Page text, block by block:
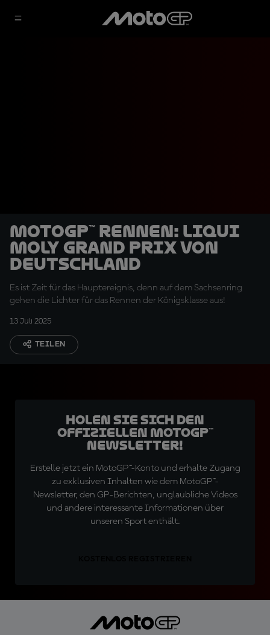
MotoGP™ Rennen: Liqui
Moly Grand Prix von
Deutschland
Es ist Zeit für das Hauptereignis, denn auf dem Sachsenring
gehen die Lichter für das Rennen der Königsklasse aus!
13 Juli 2025
TEILEN
Holen Sie sich den
offiziellen MotoGP™
Newsletter!
Erstelle jetzt ein MotoGP™-Konto und erhalte Zugang
zu exklusiven Inhalten wie dem MotoGP™-
Newsletter, den GP-Berichten, unglaubliche Videos
und andere interessante Informationen über
unseren Sport enthält.